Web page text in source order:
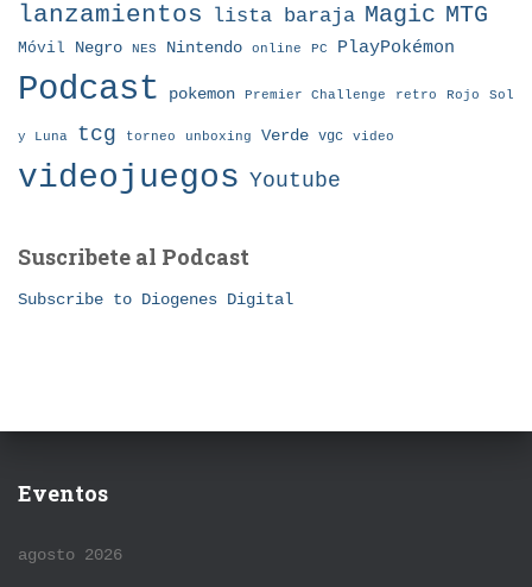
lanzamientos lista baraja Magic MTG
Móvil Negro NES Nintendo online PC PlayPokémon
Podcast pokemon Premier Challenge retro Rojo Sol
y Luna tcg torneo unboxing Verde vgc video
videojuegos Youtube
Suscribete al Podcast
Subscribe to Diogenes Digital
Eventos
agosto 2026